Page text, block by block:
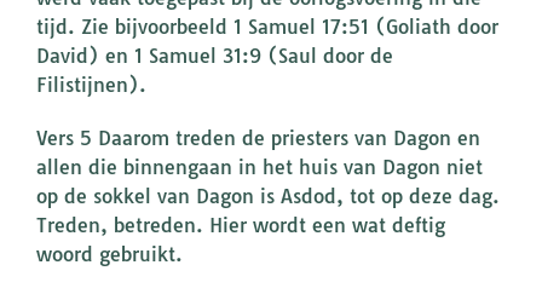
tijd. Zie bijvoorbeeld 1 Samuel 17:51 (Goliath door
David) en 1 Samuel 31:9 (Saul door de
Filistijnen).
Vers 5 Daarom treden de priesters van Dagon en
allen die binnengaan in het huis van Dagon niet
op de sokkel van Dagon is Asdod, tot op deze dag.
Treden, betreden. Hier wordt een wat deftig
woord gebruikt.